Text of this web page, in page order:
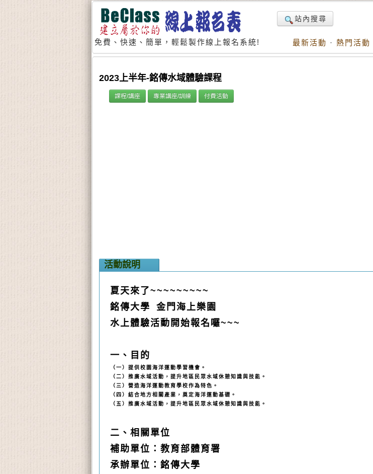
免費、快速、簡單，輕鬆製作線上報名系統!
站內搜尋
最新活動 · 熱門活動
2023上半年-銘傳水域體驗課程
課程/講座 專業講座/訓練 付費活動
活動說明
夏天來了 ~~~~~~~~~
銘傳大學
金門海上樂園
水上體驗活動開始報名囉~~~
一、目的
（一）提供校園海洋運動學習機會。
（二）推廣水域活動，提升地區民眾水域休憩知識與技能。
（三）營造海洋運動教育學校作為特色。
（四）結合地方相關產業，奠定海洋運動基礎。
（五）推廣水域活動，提升地區民眾水域休憩知識與技能。
二、相關單位
補助單位：教育部體育署
承辦單位：銘傳大學